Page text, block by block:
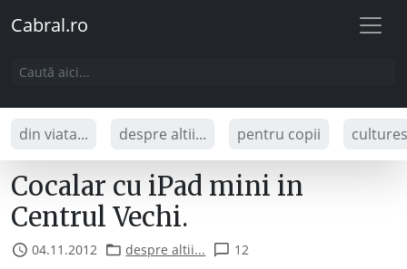
Cabral.ro
din viata... despre altii... pentru copii
Cocalar cu iPad mini in
Centrul Vechi.
04.11.2012 despre altii... 12